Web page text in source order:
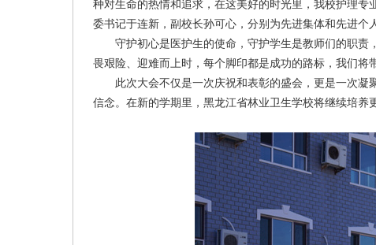
种对生命的热情和追求，在这美好的时光里，我校护理
委书记于连新，副校长孙可心，分别为先进集体和先进个
守护初心是医护生的使命，守护学生是教师们的职责
畏艰险、迎难而上时，每个脚印都是成功的路标，我们将
此次大会不仅是一次庆祝和表彰的盛会，‌更是一次凝
信念。‌在新的学期里，‌黑龙江省林业卫生学校将继续培养